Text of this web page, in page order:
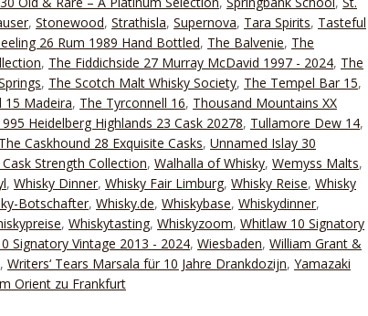
, Stonewood, Strathisla, Supernova, Tara Spirits, Tasteful
26 Rum 1989 Hand Bottled, The Balvenie, The
, The Fiddichside 27 Murray McDavid 1997 - 2024, The
, The Scotch Malt Whisky Society, The Tempel Bar 15,
15 Madeira, The Tyrconnell 16, Thousand Mountains XX
Heidelberg Highlands 23 Cask 20278, Tullamore Dew 14,
Caskhound 28 Exquisite Casks, Unnamed Islay 30
Strength Collection, Walhalla of Whisky, Wemyss Malts,
, Whisky Dinner, Whisky Fair Limburg, Whisky Reise, Whisky
Botschafter, Whisky.de, Whiskybase, Whiskydinner,
, Whiskytasting, Whiskyzoom, Whitlaw 10 Signatory
Signatory Vintage 2013 - 2024, Wiesbaden, William Grant &
, Writers‘ Tears Marsala für 10 Jahre Drankdozijn, Yamazaki
Orient zu Frankfurt